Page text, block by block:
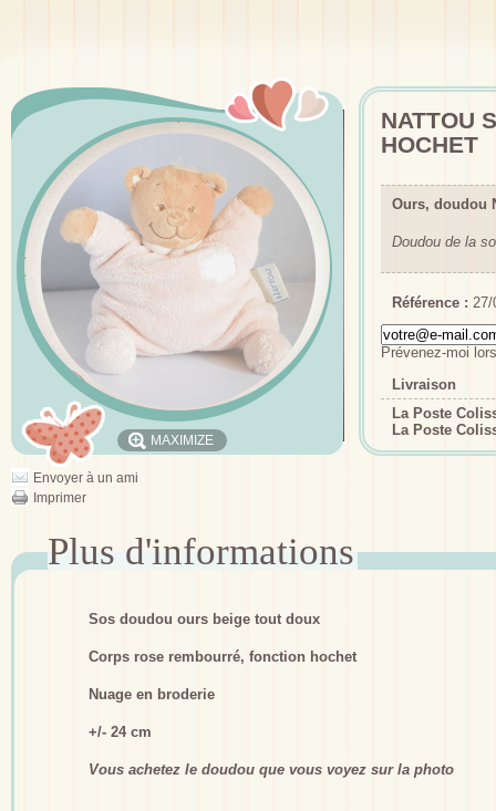
MAXIMIZE
Envoyer à un ami
Imprimer
NATTOU
HOCHET
Ours, doudou
Doudou de la
Référence : 27/
Prévenez-moi
Livraison
La Poste
La Poste
Sos doudou ours beige tout doux
Corps rose rembourré, fonction hochet
Nuage en broderie
+/- 24 cm
Vous achetez le doudou que vous voyez sur la photo